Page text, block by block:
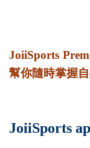
JoiiSports
幫你隨時掌握
JoiiSports